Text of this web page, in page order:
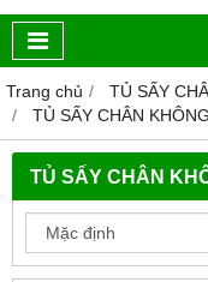
Trang chủ
TỦ SẤY
TỦ SẤY CHÂN
TỦ SẤY CHÂN